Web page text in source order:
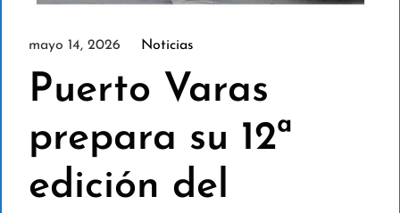
mayo 14, 2026 Noticias
Puerto Varas
prepara su 12ª
edición del